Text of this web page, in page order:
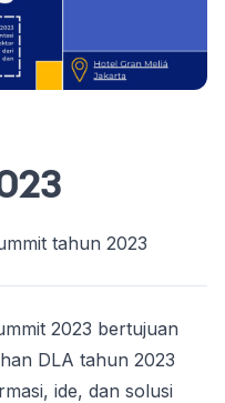
tahun 2023
2023 bertujuan
DLA tahun 2023
ide, dan solusi